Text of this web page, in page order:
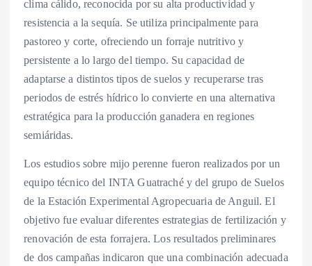
clima cálido, reconocida por su alta productividad y
resistencia a la sequía. Se utiliza principalmente para
pastoreo y corte, ofreciendo un forraje nutritivo y
persistente a lo largo del tiempo. Su capacidad de
adaptarse a distintos tipos de suelos y recuperarse tras
periodos de estrés hídrico lo convierte en una alternativa
estratégica para la producción ganadera en regiones
semiáridas.
Los estudios sobre mijo perenne fueron realizados por un
equipo técnico del INTA Guatraché y del grupo de Suelos
de la Estación Experimental Agropecuaria de Anguil. El
objetivo fue evaluar diferentes estrategias de fertilización y
renovación de esta forrajera. Los resultados preliminares
de dos campañas indicaron que una combinación adecuada